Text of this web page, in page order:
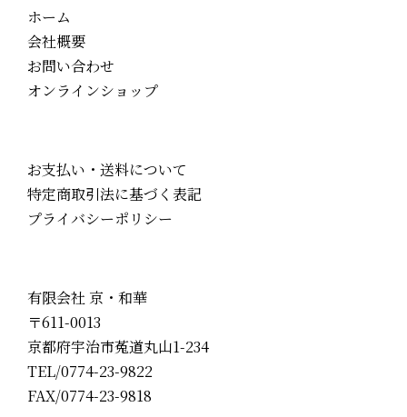
ホーム
会社概要
お問い合わせ
オンラインショップ
お支払い・送料について
特定商取引法に基づく表記
プライバシーポリシー
有限会社 京・和華
〒611-0013
京都府宇治市菟道丸山1-234
TEL/0774-23-9822
FAX/0774-23-9818